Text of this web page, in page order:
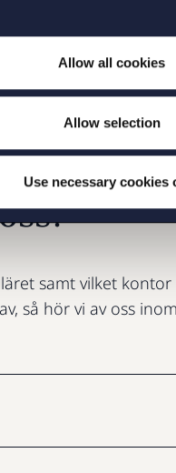
Allow all cookies
Allow selection
Use necessary cookies
komma
samt vilket kontor
så hör vi av oss